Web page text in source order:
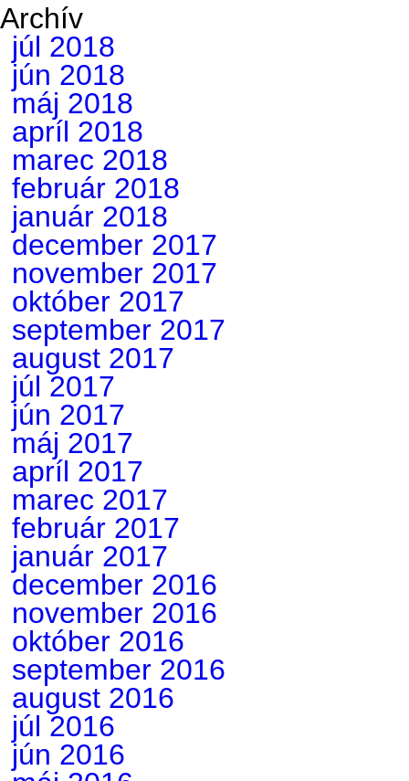
Archív
júl 2018
jún 2018
máj 2018
apríl 2018
marec 2018
február 2018
január 2018
december 2017
november 2017
október 2017
september 2017
august 2017
júl 2017
jún 2017
máj 2017
apríl 2017
marec 2017
február 2017
január 2017
december 2016
november 2016
október 2016
september 2016
august 2016
júl 2016
jún 2016